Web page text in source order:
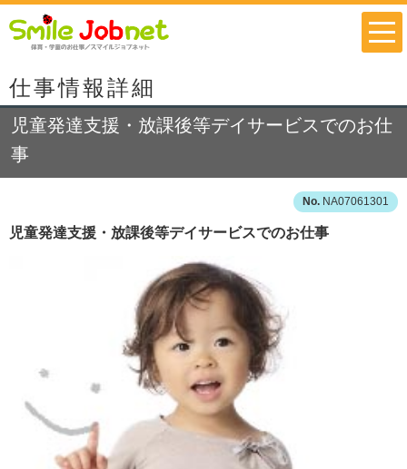
仕事情報詳細
児童発達支援・放課後等デイサービスでのお仕
事
NA07061301
児童発達支援・放課後等デイサービスでのお仕事